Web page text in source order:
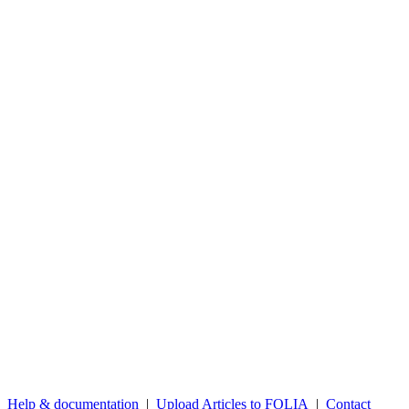
Help & documentation | Upload Articles to FOLIA | Contact